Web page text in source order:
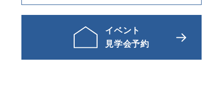
イベント
見学会予約